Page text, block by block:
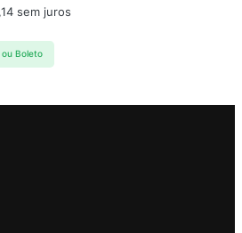
sem juros
Boleto